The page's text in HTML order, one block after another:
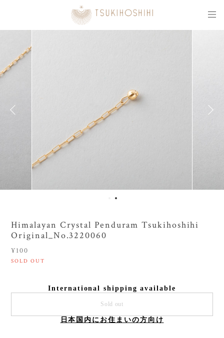
Himalayan Crystal Penduram Tsukihoshihi
Original_No.3220060
¥100
SOLD OUT
International shipping available
Sold out
日本国内にお住まいの方向け